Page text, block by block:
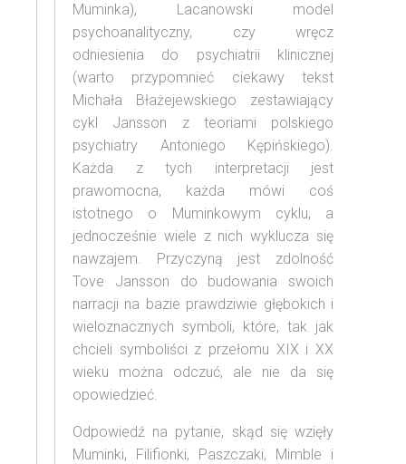
Muminka), Lacanowski model
psychoanalityczny, czy wręcz
odniesienia do psychiatrii klinicznej
(warto przypomnieć ciekawy tekst
Michała Błażejewskiego zestawiający
cykl Jansson z teoriami polskiego
psychiatry Antoniego Kępińskiego).
Każda z tych interpretacji jest
prawomocna, każda mówi coś
istotnego o Muminkowym cyklu, a
jednocześnie wiele z nich wyklucza się
nawzajem. Przyczyną jest zdolność
Tove Jansson do budowania swoich
narracji na bazie prawdziwie głębokich i
wieloznacznych symboli, które, tak jak
chcieli symboliści z przełomu XIX i XX
wieku można odczuć, ale nie da się
opowiedzieć.
Odpowiedź na pytanie, skąd się wzięły
Muminki, Filifionki, Paszczaki, Mimble i